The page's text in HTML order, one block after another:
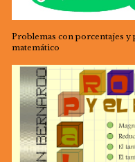
Problemas con porcentajes
matemático